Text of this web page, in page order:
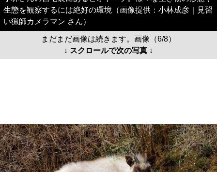
生態を観察するには絶好の環境（画像提供：小林成彦｜見習
い猟師カメラマン さん）
まだまだ画像は続きます。画像（6/8）
↓ スクロールで次の写真 ↓